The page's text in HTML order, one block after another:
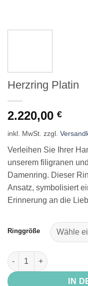
Herzring Platin
2.220,00 €
inkl. MwSt. zzgl.
Verleihen Sie Ihrer
unserem filigranen
Damenring. Dieser
Ansatz, symbolisiert
Erinnerung an die
Ringgröße
Herzring Platin Menge
IN